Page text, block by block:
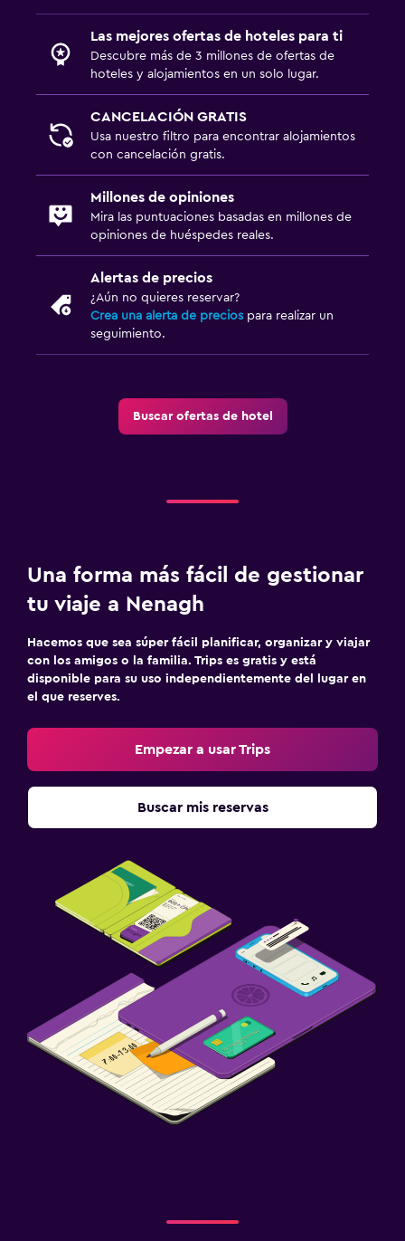
Las mejores ofertas de hoteles para ti
Descubre más de 3 millones de ofertas de
hoteles y alojamientos en un solo lugar.
CANCELACIÓN GRATIS
Usa nuestro filtro para encontrar alojamientos
con cancelación gratis.
Millones de opiniones
Mira las puntuaciones basadas en millones de
opiniones de huéspedes reales.
Alertas de precios
¿Aún no quieres reservar?
Crea una alerta de precios para realizar un
seguimiento.
Buscar ofertas de hotel
Una forma más fácil de gestionar
tu viaje a Nenagh
Hacemos que sea súper fácil planificar, organizar y viajar
con los amigos o la familia. Trips es gratis y está
disponible para su uso independientemente del lugar en
el que reserves.
Empezar a usar Trips
Buscar mis reservas